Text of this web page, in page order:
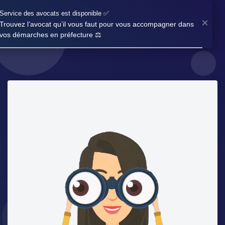
Service des avocats est disponible ✅
Trouvez l’avocat qu’il vous faut pour vous accompagner dans
vos démarches en préfecture ⚖️